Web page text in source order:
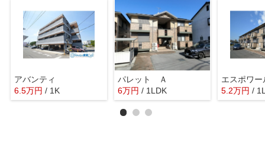
アバンティ
6.5万円 / 1K
パレット Ａ
6万円 / 1LDK
エスポワー
5.2万円 /